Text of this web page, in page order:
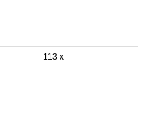
113 x